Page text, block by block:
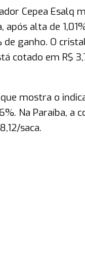
Cepea Esalq
após alta de
ganho. O
cotado em R$
mostra o
Na Paraíba, a
saca.